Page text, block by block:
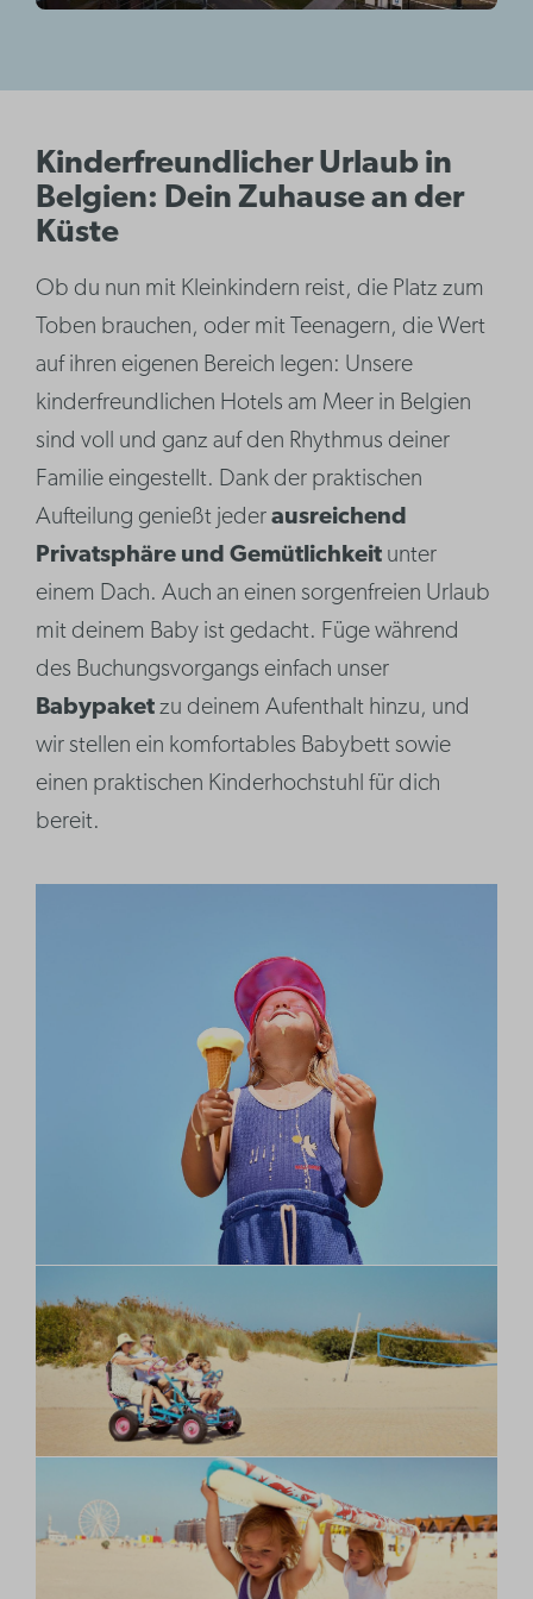
Kinderfreundlicher Urlaub in
Belgien: Dein Zuhause an der
Küste
Ob du nun mit Kleinkindern reist, die Platz zum
Toben brauchen, oder mit Teenagern, die Wert
auf ihren eigenen Bereich legen: Unsere
kinderfreundlichen Hotels am Meer in Belgien
sind voll und ganz auf den Rhythmus deiner
Familie eingestellt. Dank der praktischen
Aufteilung genießt jederausreichend
Privatsphäre und Gemütlichkeit unter
einem Dach. Auch an einen sorgenfreien Urlaub
mit deinem Baby ist gedacht. Füge während
des Buchungsvorgangs einfach unser
Babypaket zu deinem Aufenthalt hinzu, und
wir stellen ein komfortables Babybett sowie
einen praktischen Kinderhochstuhl für dich
bereit.